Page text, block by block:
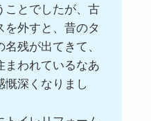
ことでしたが、古
を外すと、昔のタ
残が出てきて、
まわれているなあ
慨深くなりまし